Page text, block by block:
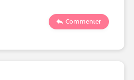
Commenter